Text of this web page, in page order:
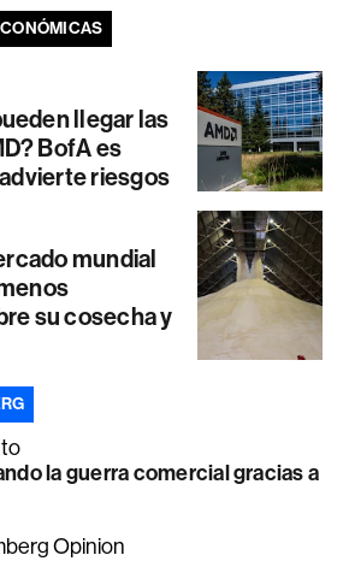
llegar las
BofA es
riesgos
mundial
su cosecha y
la guerra comercial gracias a
Opinion